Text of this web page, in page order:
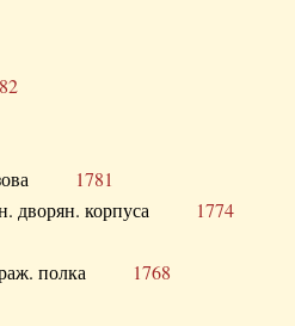
1781
дворян. корпуса 1774
полка 1768